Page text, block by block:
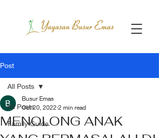
Post
All Posts
Family Guide
All Posts
MENOLONG ANAK
Busur Emas
Oct 20, 2022 2 min read